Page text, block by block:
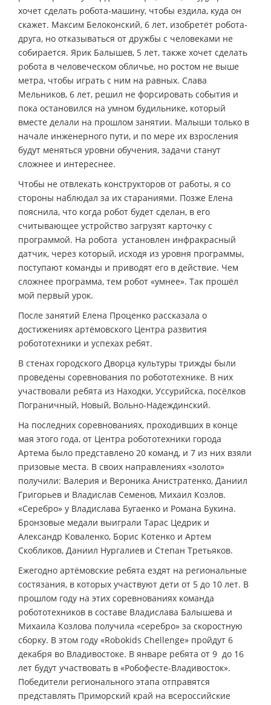
хочет сделать робота-машину, чтобы ездила, куда он
скажет. Максим Белоконский, 6 лет, изобретёт робота-
друга, но отказываться от дружбы с человеками не
собирается. Ярик Балышев, 5 лет, также хочет сделать
робота в человеческом обличье, но ростом не выше
метра, чтобы играть с ним на равных. Слава
Мельников, 6 лет, решил не форсировать события и
пока остановился на умном будильнике, который
вместе делали на прошлом занятии. Малыши только в
начале инженерного пути, и по мере их взросления
будут меняться уровни обучения, задачи станут
сложнее и интереснее.
Чтобы не отвлекать конструкторов от работы, я со
стороны наблюдал за их стараниями. Позже Елена
пояснила, что когда робот будет сделан, в его
считывающее устройство загрузят карточку с
программой. На робота установлен инфракрасный
датчик, через который, исходя из уровня программы,
поступают команды и приводят его в действие. Чем
сложнее программа, тем робот «умнее». Так прошёл
мой первый урок.
После занятий Елена Проценко рассказала о
достижениях артёмовского Центра развития
робототехники и успехах ребят.
В стенах городского Дворца культуры трижды были
проведены соревнования по робототехнике. В них
участвовали ребята из Находки, Уссурийска, посёлков
Пограничный, Новый, Вольно-Надеждинский.
На последних соревнованиях, проходивших в конце
мая этого года, от Центра робототехники города
Артема было представлено 20 команд, и 7 из них взяли
призовые места. В своих направлениях «золото»
получили: Валерия и Вероника Анистратенко, Даниил
Григорьев и Владислав Семенов, Михаил Козлов.
«Серебро» у Владислава Бугаенко и Романа Букина.
Бронзовые медали выиграли Тарас Цедрик и
Александр Коваленко, Борис Котенко и Артем
Скобликов, Даниил Нургалиев и Степан Третьяков.
Ежегодно артёмовские ребята ездят на региональные
состязания, в которых участвуют дети от 5 до 10 лет. В
прошлом году на этих соревнованиях команда
робототехников в составе Владислава Балышева и
Михаила Козлова получила «серебро» за скоростную
сборку. В этом году «Robokids Chellenge» пройдут 6
декабря во Владивостоке. В январе ребята от 9 до 16
лет будут участвовать в «Робофесте-Владивосток».
Победители регионального этапа отправятся
представлять Приморский край на всероссийские